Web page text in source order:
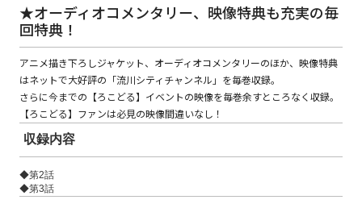
閉じる
★オーディオコメンタリー、映像特典も充実の毎
回特典！
アニメ描き下ろしジャケット、オーディオコメンタリーのほか、映像特典
はネットで大好評の「流川シティチャンネル」を毎巻収録。
さらに今までの【ろこどる】イベントの映像を毎巻余すところなく収録。
【ろこどる】ファンは必見の映像間違いなし！
収録内容
◆第2話
◆第3話